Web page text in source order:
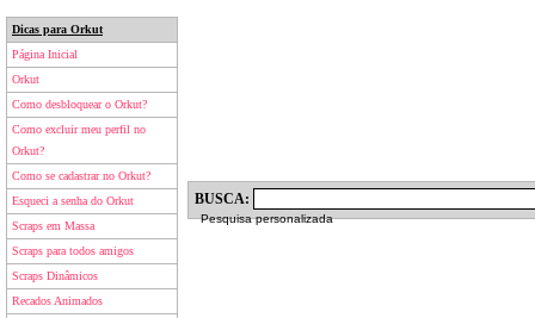
Dicas para Orkut
Página Inicial
Orkut
Como desbloquear o Orkut?
Como excluir meu perfil no
Orkut?
Como se cadastrar no Orkut?
Esqueci a senha do Orkut
Scraps em Massa
Scraps para todos amigos
Scraps Dinâmicos
Recados Animados
BUSCA:
Pesquisa personalizada